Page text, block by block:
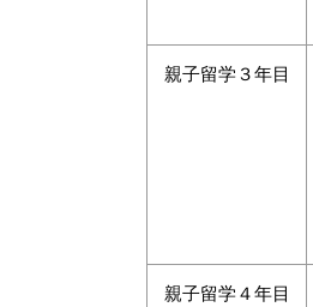
親子留学３年目
親子留学４年目